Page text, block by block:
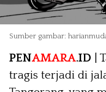
Sumber gambar:
PENAMARA.ID |
tragis terjadi di